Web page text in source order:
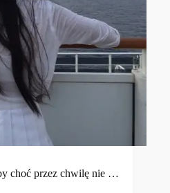
choć przez chwilę nie …